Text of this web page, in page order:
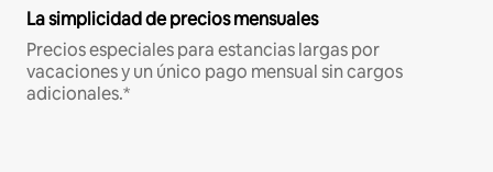
La simplicidad de precios mensuales
Precios especiales para estancias largas por
vacaciones y un único pago mensual sin cargos
adicionales.*